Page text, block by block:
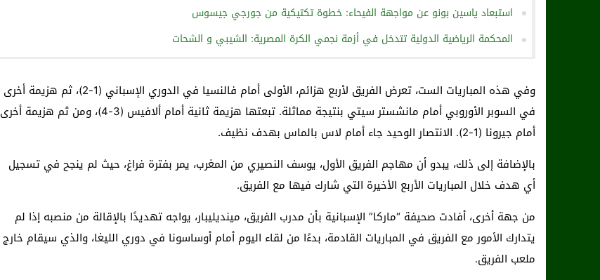
استبعاد ياسين بونو عن مواجهة الفيحاء: خطوة تكتيكية من جورجي جيسوس
المحكمة الرياضية الدولية تتدخل في أزمة نجمي الكرة المصرية: الشيبي و الشحات
وفي هذه المباريات الست، تعرض الفريق لأربع هزائم، الأولى أمام فالنسيا في الدوري الإسباني (1-2)، ثم هزيمة أخرى
في السوبر الأوروبي أمام مانشستر سيتي بنتيجة مماثلة. تبعتها هزيمة ثانية أمام ألافيس (3-4)، ومن ثم هزيمة أخرى
أمام جيرونا (1-2). الانتصار الوحيد جاء أمام لاس بالماس بهدف نظيف.
بالإضافة إلى ذلك، يبدو أن مهاجم الفريق الأول، يوسف النصيري من المغرب، يمر بفترة فراغ، حيث لم ينجح في تسجيل
أي هدف خلال المباريات الأربع الأخيرة التي شارك فيها مع الفريق.
من جهة أخرى، أفادت صحيفة “ماركا” الإسبانية بأن مدرب الفريق، مينديليبار، يواجه تهديدًا بالإقالة من منصبه إذا لم
يتدارك الأمور مع الفريق في المباريات القادمة، بدءًا من لقاء اليوم أمام أوساسونا في دوري الليغا، والذي سيقام خارج
ملعب الفريق.